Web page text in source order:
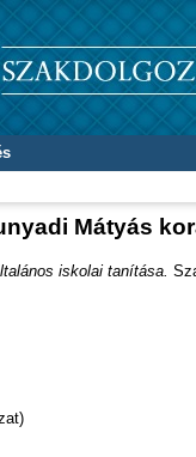
Mátyás
iskolai tanítása.